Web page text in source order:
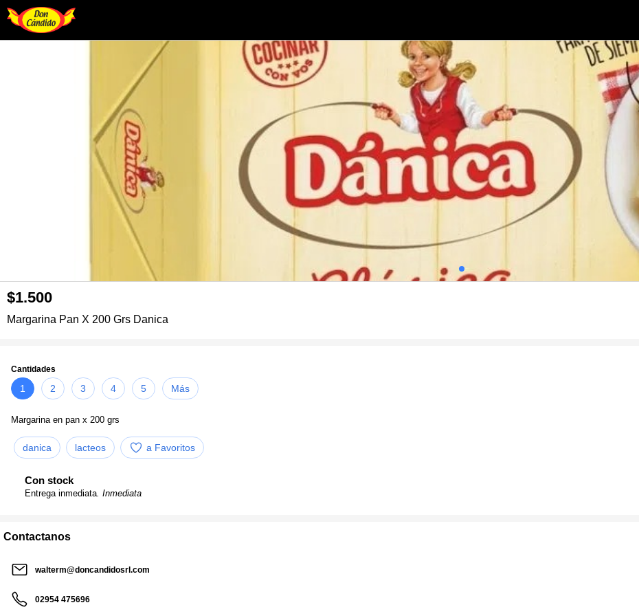
$1.500
Margarina Pan X 200 Grs Danica
Cantidades
1 2 3 4 5 Más
Margarina en pan x 200 grs
danica lacteos a Favoritos
Con stock
Entrega inmediata . Inmediata
Contactanos
walterm@doncandidosrl.com
02954 475696